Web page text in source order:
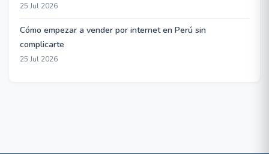
25 Jul 2026
Cómo empezar a vender por internet en Perú sin
complicarte
25 Jul 2026